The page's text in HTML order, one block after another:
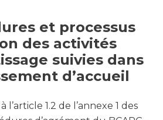
et processus
des activités
suivies dans
d’accueil
1.2 de l’annexe 1 des